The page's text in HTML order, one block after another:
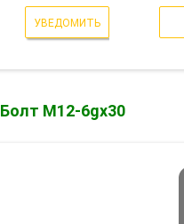
УВЕДОМИТЬ
Болт М12-6gх30